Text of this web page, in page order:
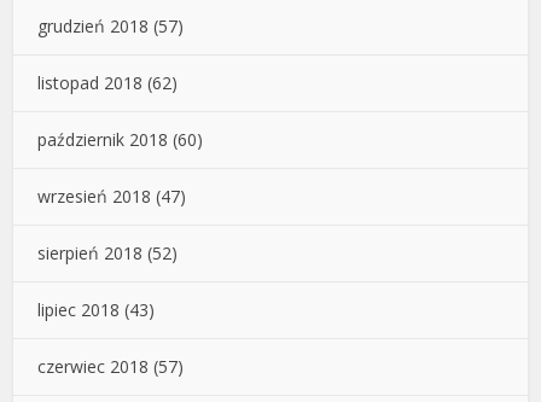
grudzień 2018 (57)
listopad 2018 (62)
październik 2018 (60)
wrzesień 2018 (47)
sierpień 2018 (52)
lipiec 2018 (43)
czerwiec 2018 (57)